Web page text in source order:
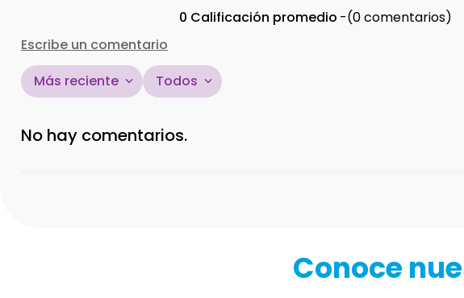
0 Calificación promedio
(0 comentarios)
Escribe un comentario
Título
Más reciente Todos
No hay comentarios.
Conoce